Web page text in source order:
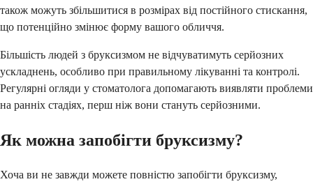
також можуть збільшитися в розмірах від постійного стискання,
що потенційно змінює форму вашого обличчя.
Більшість людей з бруксизмом не відчуватимуть серйозних
ускладнень, особливо при правильному лікуванні та контролі.
Регулярні огляди у стоматолога допомагають виявляти проблеми
на ранніх стадіях, перш ніж вони стануть серйозними.
Як можна запобігти бруксизму?
Хоча ви не завжди можете повністю запобігти бруксизму,